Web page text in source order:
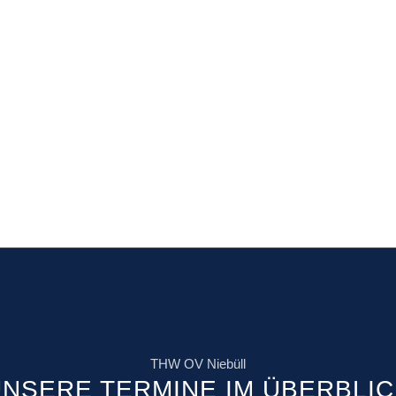
THW OV Niebüll
TERMINE IM